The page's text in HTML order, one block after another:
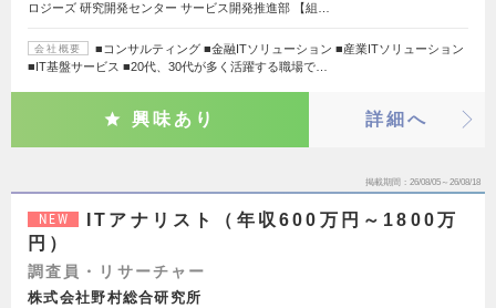
ロジーズ 研究開発センター サービス開発推進部 【組…
会社概要
■コンサルティング ■金融ITソリューション ■産業ITソリューション
■IT基盤サービス ■20代、30代が多く活躍する職場で…
興味あり 詳細へ
掲載期間 26/08/05～26/08/18
NEW
ITアナリスト（年収600万円～1800万
円）
調査員・リサーチャー
株式会社野村総合研究所